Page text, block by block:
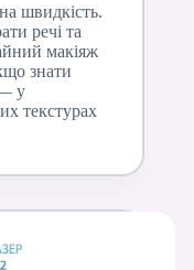
швидкість.
речі та
макіяж
знати
— у
текстурах